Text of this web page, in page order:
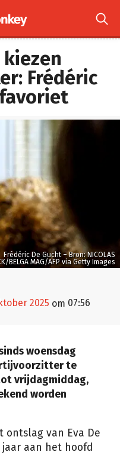

Frédéric
Frédéric De Gucht – Bron: NICOLAS
BELGA MAG/AFP via Getty Images
2025 om 07:56
woensdag
te
vrijdagmiddag,
worden
ontslag van Eva De
aan het hoofd